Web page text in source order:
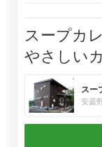
スープカ
やさしい
スー
安曇